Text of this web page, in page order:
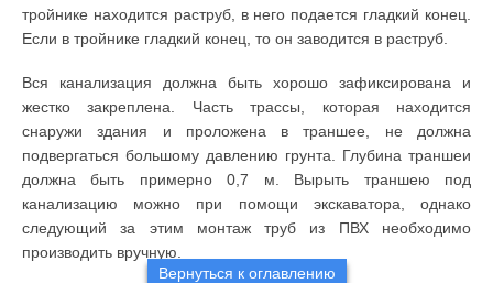
тройнике находится раструб, в него подается гладкий конец.
Если в тройнике гладкий конец, то он заводится в раструб.
Вся канализация должна быть хорошо зафиксирована и
жестко закреплена. Часть трассы, которая находится
снаружи здания и проложена в траншее, не должна
подвергаться большому давлению грунта. Глубина траншеи
должна быть примерно 0,7 м. Вырыть траншею под
канализацию можно при помощи экскаватора, однако
следующий за этим монтаж труб из ПВХ необходимо
производить вручную.
Вернуться к оглавлению